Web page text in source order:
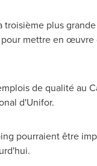
plus
mettre en
de qualité au
d'Unifor.
pourraient être